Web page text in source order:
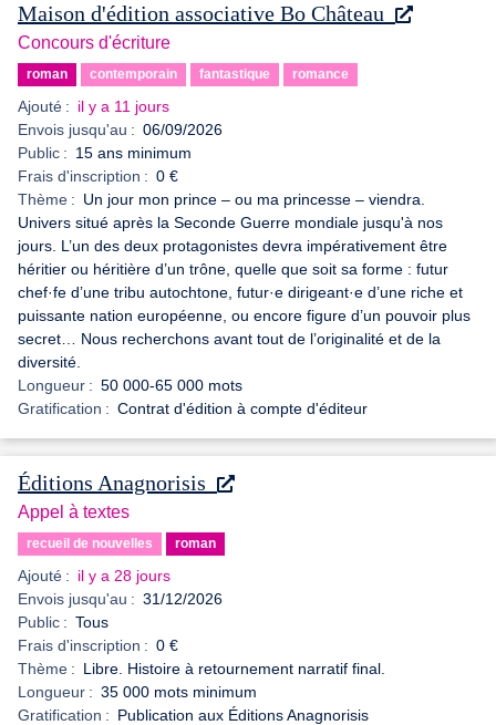
Maison d'édition associative Bo Château
Concours d'écriture
roman contemporain fantastique romance
Ajouté : il y a 11 jours
Envois jusqu'au : 06/09/2026
Public : 15 ans minimum
Frais d'inscription : 0 €
Thème : Un jour mon prince – ou ma princesse – viendra.
Univers situé après la Seconde Guerre mondiale jusqu'à nos
jours. L’un des deux protagonistes devra impérativement être
héritier ou héritière d’un trône, quelle que soit sa forme : futur
chef·fe d’une tribu autochtone, futur·e dirigeant·e d’une riche et
puissante nation européenne, ou encore figure d’un pouvoir plus
secret… Nous recherchons avant tout de l’originalité et de la
diversité.
Longueur : 50 000-65 000 mots
Gratification : Contrat d'édition à compte d'éditeur
Éditions Anagnorisis
Appel à textes
recueil de nouvelles roman
Ajouté : il y a 28 jours
Envois jusqu'au : 31/12/2026
Public : Tous
Frais d'inscription : 0 €
Thème : Libre. Histoire à retournement narratif final.
Longueur : 35 000 mots minimum
Gratification : Publication aux Éditions Anagnorisis